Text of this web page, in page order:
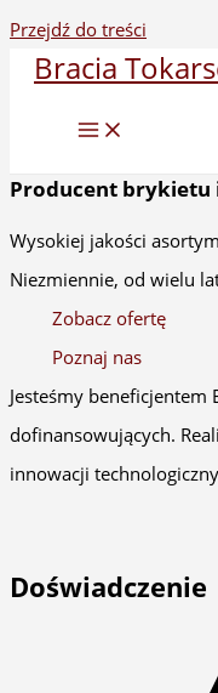
Przejdź do treści
Bracia
Producent
Wysokiej jakości
Niezmiennie, od wielu
Zobacz ofertę
Poznaj nas
Jesteśmy
dofinansowujących.
innowacji
Doświadczenie